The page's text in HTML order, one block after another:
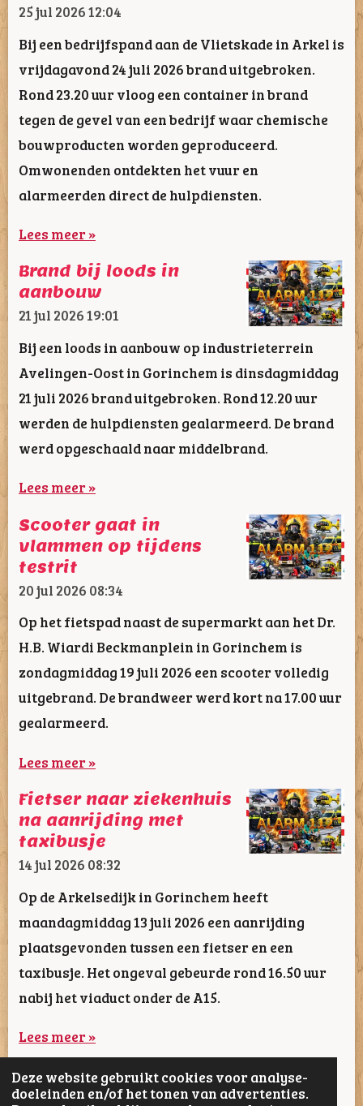
Deze website gebruikt cookies voor analyse-
doeleinden en/of het tonen van advertenties.
25 jul 202612:04
Bij een bedrijfspand aan de Vlietskade in Arkel is
vrijdagavond 24 juli 2026 brand uitgebroken.
Rond 23.20 uur vloog een container in brand
tegen de gevel van een bedrijf waar chemische
bouwproducten worden geproduceerd.
Omwonenden ontdekten het vuur en
alarmeerden direct de hulpdiensten.
Lees meer »
Brand bij loods in
aanbouw
21 jul 202619:01
Bij een loods in aanbouw op industrieterrein
Avelingen-Oost in Gorinchem is dinsdagmiddag
21 juli 2026 brand uitgebroken. Rond 12.20 uur
werden de hulpdiensten gealarmeerd. De brand
werd opgeschaald naar middelbrand.
Lees meer »
Scooter gaat in
vlammen op tijdens
testrit
20 jul 2026 08:34
Op het fietspad naast de supermarkt aan het Dr.
H.B. Wiardi Beckmanplein in Gorinchem is
zondagmiddag 19 juli 2026 een scooter volledig
uitgebrand. De brandweer werd kort na 17.00 uur
gealarmeerd.
Lees meer »
Fietser naar ziekenhuis
na aanrijding met
taxibusje
14 jul 2026 08:32
Op de Arkelsedijk in Gorinchem heeft
maandagmiddag 13 juli 2026 een aanrijding
plaatsgevonden tussen een fietser en een
taxibusje. Het ongeval gebeurde rond 16.50 uur
nabij het viaduct onder de A15.
Lees meer »
1 2 3 4 5 28